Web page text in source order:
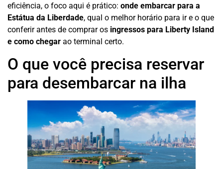
eficiência, o foco aqui é prático: onde embarcar para a
Estátua da Liberdade, qual o melhor horário para ir e o que
conferir antes de comprar os ingressos para Liberty Island
e como chegar ao terminal certo.
O que você precisa reservar
para desembarcar na ilha